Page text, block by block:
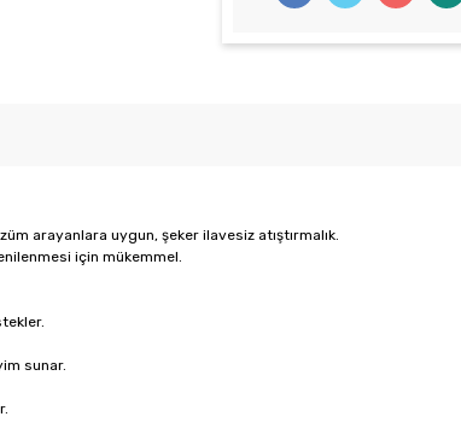
arayanlara uygun, şeker ilavesiz atıştırmalık.
için mükemmel.
sunar.